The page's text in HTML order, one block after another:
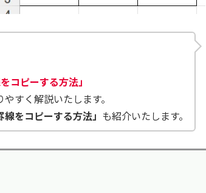
コピーする方法」
すく解説いたします。
線をコピーする方法」 も紹介いたします。